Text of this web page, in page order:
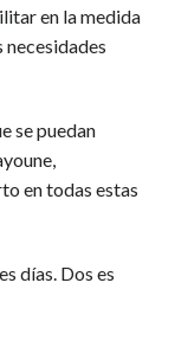
en la medida
se puedan
en todas estas
días. Dos es